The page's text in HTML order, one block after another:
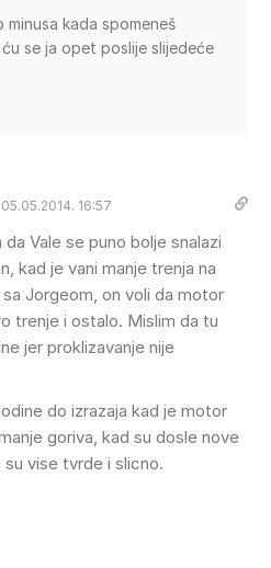
kada spomeneš
se ja opet poslije slijedeće
05.05.2014. 16:57
Vale se puno bolje snalazi
kad je vani manje trenja na
Jorgeom, on voli da motor
trenje i ostalo. Mislim da tu
jer proklizavanje nije
do izrazaja kad je motor
goriva, kad su dosle nove
vise tvrde i slicno.